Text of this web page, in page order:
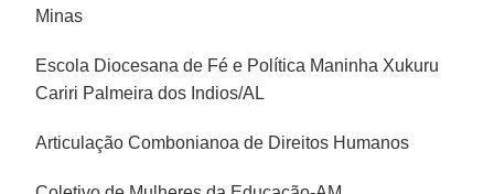
Minas
Escola Diocesana de Fé e Política Maninha Xukuru
Cariri Palmeira dos Indios/AL
Articulação Combonianoa de Direitos Humanos